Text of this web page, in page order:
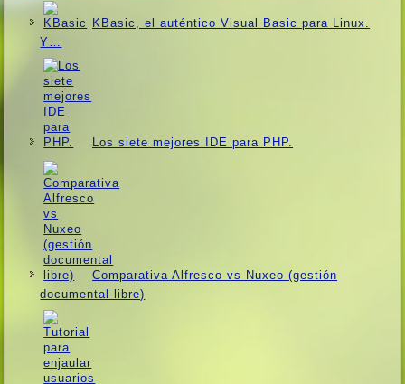
KBasic, el auténtico Visual Basic para Linux.
Y…
Los siete mejores IDE para PHP.
Comparativa Alfresco vs Nuxeo (gestión
documental libre)